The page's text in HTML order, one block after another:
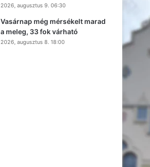
2026, augusztus 9. 06:30
Vasárnap még mérsékelt marad
a meleg, 33 fok várható
2026, augusztus 8. 18:00